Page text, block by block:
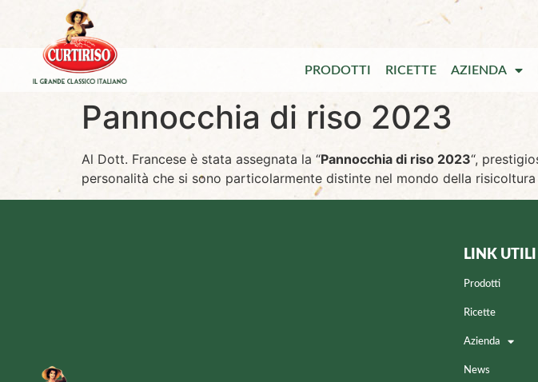
PRODOTTI RICETTE AZIENDA
Pannocchia di riso 2023
Al Dott. Francese è stata assegnata la “Pannocchia di riso 2023“,
personalità che si sono particolarmente distinte nel mondo della risicoltura
LINK UTILI
Prodotti
Ricette
Azienda
News